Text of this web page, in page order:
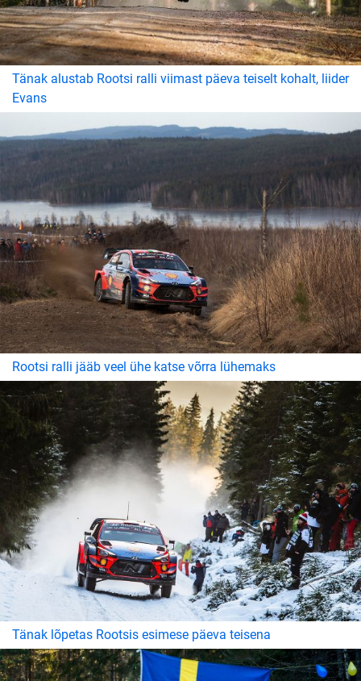
Tänak alustab Rootsi ralli viimast päeva teiselt kohalt, liider
Evans
Rootsi ralli jääb veel ühe katse võrra lühemaks
Tänak lõpetas Rootsis esimese päeva teisena